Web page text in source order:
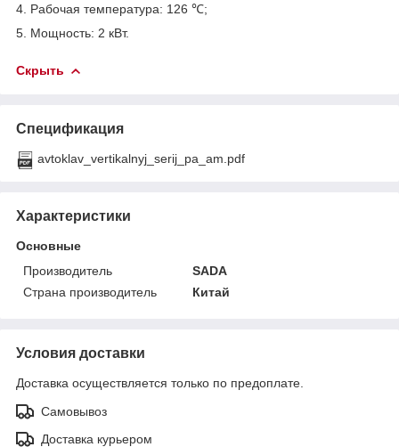
4. Рабочая температура: 126 ℃;
5. Мощность: 2 кВт.
Скрыть
Спецификация
avtoklav_vertikalnyj_serij_pa_am.pdf
Характеристики
Основные
Производитель
SADA
Страна производитель
Китай
Условия доставки
Доставка осуществляется только по предоплате.
Самовывоз
Доставка курьером